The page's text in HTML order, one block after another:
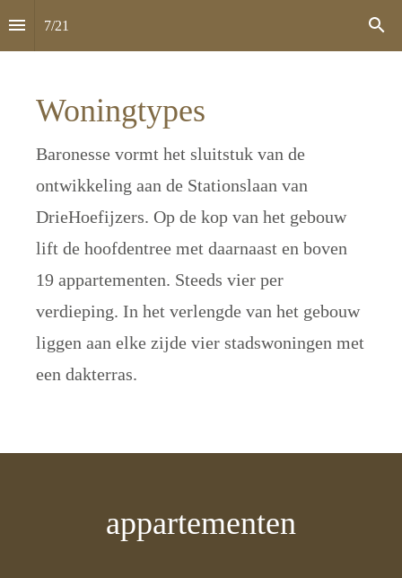
7/21
Woningtypes
Baronesse vormt het sluitstuk van de
ontwikkeling aan de Stationslaan van
DrieHoefijzers. Op de kop van het gebouw
lift de hoofdentree met daarnaast en boven
19 appartementen. Steeds vier per
verdieping. In het verlengde van het gebouw
liggen aan elke zijde vier stadswoningen met
een dakterras.
appartementen